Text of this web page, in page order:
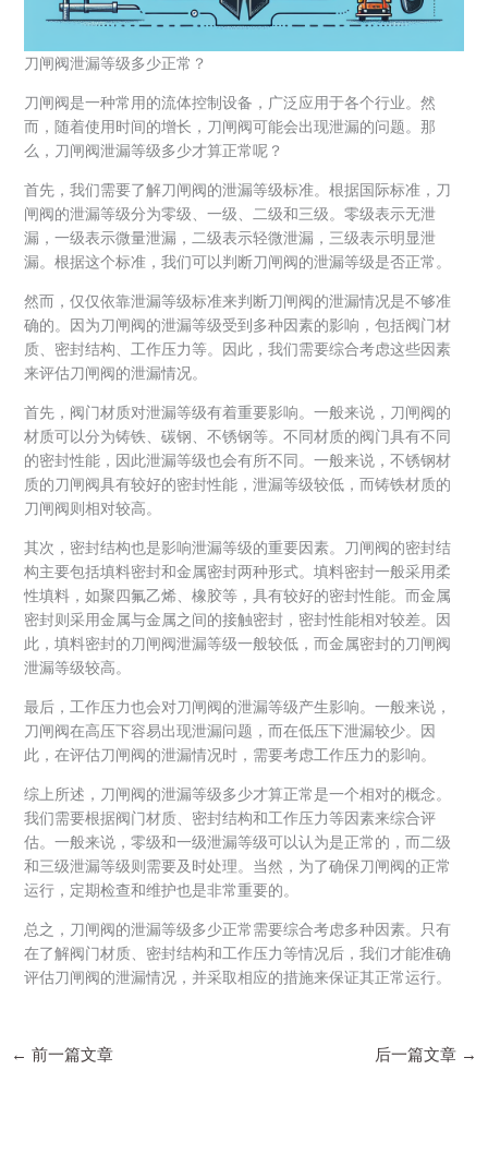
刀闸阀泄漏等级多少正常？
刀闸阀是一种常用的流体控制设备，广泛应用于各个行业。然
而，随着使用时间的增长，刀闸阀可能会出现泄漏的问题。那
么，刀闸阀泄漏等级多少才算正常呢？
首先，我们需要了解刀闸阀的泄漏等级标准。根据国际标准，刀
闸阀的泄漏等级分为零级、一级、二级和三级。零级表示无泄
漏，一级表示微量泄漏，二级表示轻微泄漏，三级表示明显泄
漏。根据这个标准，我们可以判断刀闸阀的泄漏等级是否正常。
然而，仅仅依靠泄漏等级标准来判断刀闸阀的泄漏情况是不够准
确的。因为刀闸阀的泄漏等级受到多种因素的影响，包括阀门材
质、密封结构、工作压力等。因此，我们需要综合考虑这些因素
来评估刀闸阀的泄漏情况。
首先，阀门材质对泄漏等级有着重要影响。一般来说，刀闸阀的
材质可以分为铸铁、碳钢、不锈钢等。不同材质的阀门具有不同
的密封性能，因此泄漏等级也会有所不同。一般来说，不锈钢材
质的刀闸阀具有较好的密封性能，泄漏等级较低，而铸铁材质的
刀闸阀则相对较高。
其次，密封结构也是影响泄漏等级的重要因素。刀闸阀的密封结
构主要包括填料密封和金属密封两种形式。填料密封一般采用柔
性填料，如聚四氟乙烯、橡胶等，具有较好的密封性能。而金属
密封则采用金属与金属之间的接触密封，密封性能相对较差。因
此，填料密封的刀闸阀泄漏等级一般较低，而金属密封的刀闸阀
泄漏等级较高。
最后，工作压力也会对刀闸阀的泄漏等级产生影响。一般来说，
刀闸阀在高压下容易出现泄漏问题，而在低压下泄漏较少。因
此，在评估刀闸阀的泄漏情况时，需要考虑工作压力的影响。
综上所述，刀闸阀的泄漏等级多少才算正常是一个相对的概念。
我们需要根据阀门材质、密封结构和工作压力等因素来综合评
估。一般来说，零级和一级泄漏等级可以认为是正常的，而二级
和三级泄漏等级则需要及时处理。当然，为了确保刀闸阀的正常
运行，定期检查和维护也是非常重要的。
总之，刀闸阀的泄漏等级多少正常需要综合考虑多种因素。只有
在了解阀门材质、密封结构和工作压力等情况后，我们才能准确
评估刀闸阀的泄漏情况，并采取相应的措施来保证其正常运行。
← 前一篇文章 后一篇文章 →